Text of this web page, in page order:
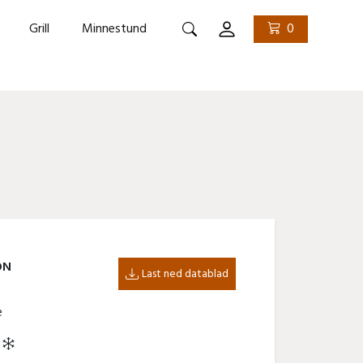
Grill Minnestund 0
Last ned datablad